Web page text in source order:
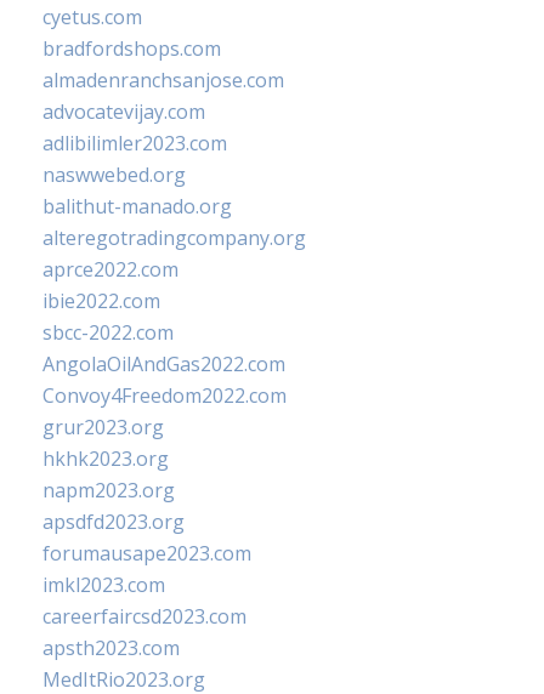
cyetus.com
bradfordshops.com
almadenranchsanjose.com
advocatevijay.com
adlibilimler2023.com
naswwebed.org
balithut-manado.org
alteregotradingcompany.org
aprce2022.com
ibie2022.com
sbcc-2022.com
AngolaOilAndGas2022.com
Convoy4Freedom2022.com
grur2023.org
hkhk2023.org
napm2023.org
apsdfd2023.org
forumausape2023.com
imkl2023.com
careerfaircsd2023.com
apsth2023.com
MedItRio2023.org